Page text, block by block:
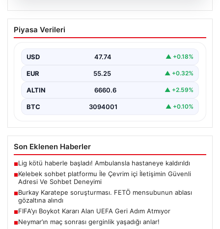
Kelebek sohbet platformu İle Çevrim içi
İletişimin Güvenli Adresi Ve Sohbet
Dijital ortamında kullanıcıların güvenli bir şekilde
birçok…
Piyasa Verileri
USD 47.74 ▲ +0.18%
EUR 55.25 ▲ +0.32%
ALTIN 6660.6 ▲ +2.59%
BTC 3094001 ▲ +0.10%
Son Eklenen Haberler
■Lig kötü haberle başladı! Ambulansla hastaneye kaldırıldı
■Kelebek sohbet platformu İle Çevrim içi İletişimin Güvenli
Adresi Ve Sohbet Deneyimi
■Burkay Karatepe soruşturması. FETÖ mensubunun ablası
gözaltına alındı
■FIFA’yı Boykot Kararı Alan UEFA Geri Adım Atmıyor
■Neymar’ın maç sonrası gerginlik yaşadığı anlar!